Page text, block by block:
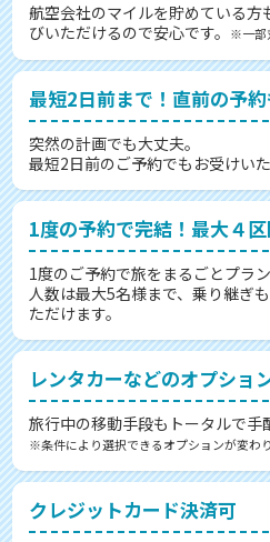
航空会社のマイルを貯めている
びいただけるので安心です。
※一部
最短2日前まで！直前の予
突然の計画でも大丈夫。
最短2日前のご予約でもお受けいた
1度の予約で完結！最大４
1度のご予約で旅をまるごとプラ
人数は最大5名様まで、乗り継ぎ
ただけます。
レンタカーなどのオプショ
旅行中の移動手段もトータルで手
※条件により選択できるオプションが変わり
クレジットカード決済可